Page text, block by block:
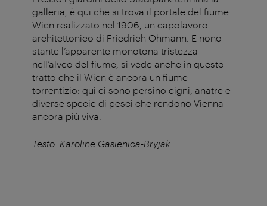
galleria, è qui che si trova il portale del fiu­me
Wien realizzato nel 1906, un capolavoro
archi­tettonico di Friedrich Ohmann. E nono­
stante l’apparente monotona tristezza
nell’alveo del fiume, si vede anche in questo
tratto che il Wien è ancora un fiume
torrentizio: qui ci sono persino cigni, anatre e
diverse specie di pesci che rendono Vienna
ancora più viva.
Testo: Karoline Gasienica-Bryjak